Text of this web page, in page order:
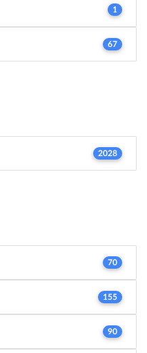
1
67
2028
70
155
90